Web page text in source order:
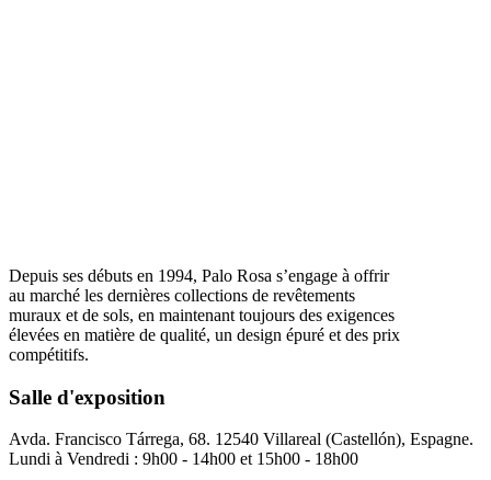
Depuis ses débuts en 1994, Palo Rosa s’engage à offrir
au marché les dernières collections de revêtements
muraux et de sols, en maintenant toujours des exigences
élevées en matière de qualité, un design épuré et des prix
compétitifs.
Salle d'exposition
Avda. Francisco Tárrega, 68. 12540 Villareal (Castellón), Espagne.
Lundi à Vendredi : 9h00 - 14h00 et 15h00 - 18h00